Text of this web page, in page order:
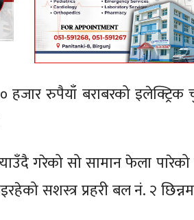
हजार रुपैयाँ बराबरको इलेक्ट्रिक
गरेको सो सामान फेला पारेको
सशस्त्र प्रहरी बल नं. २